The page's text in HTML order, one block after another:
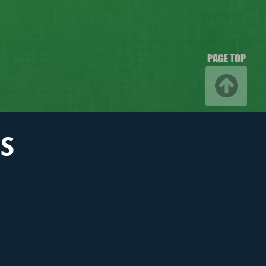
PAGE TOP